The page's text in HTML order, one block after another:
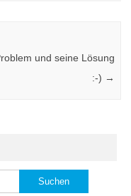
und seine Lösung
:-) →